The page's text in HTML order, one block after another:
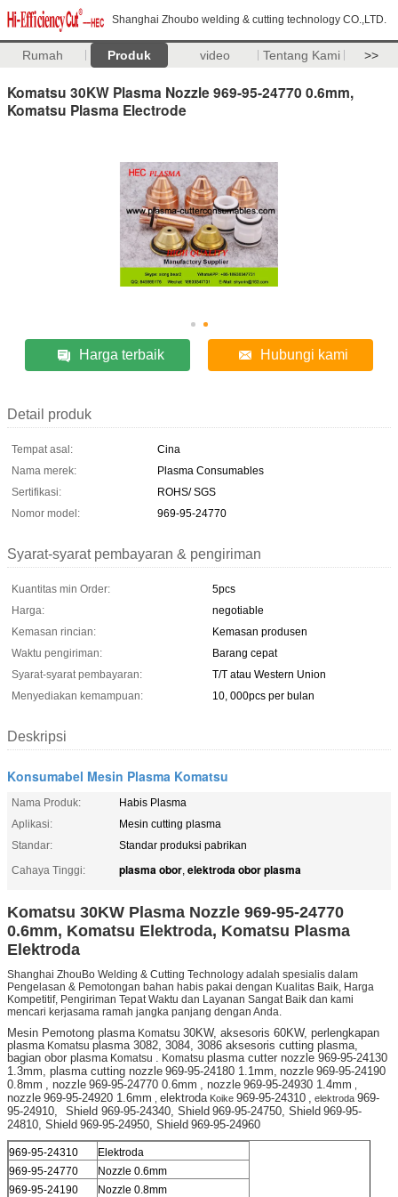
Shanghai Zhoubo welding & cutting technology CO.,LTD.
Rumah Produk video Tentang Kami >>
Komatsu 30KW Plasma Nozzle 969-95-24770 0.6mm,
Komatsu Plasma Electrode
Harga terbaik Hubungi kami
Detail produk
Tempat asal:
Cina
Nama merek:
Plasma Consumables
Sertifikasi:
ROHS/ SGS
Nomor model:
969-95-24770
Syarat-syarat pembayaran & pengiriman
Kuantitas min Order:
5pcs
Harga:
negotiable
Kemasan rincian:
Kemasan produsen
Waktu pengiriman:
Barang cepat
Syarat-syarat pembayaran:
T/T atau Western Union
Menyediakan kemampuan:
10, 000pcs per bulan
Deskripsi
Konsumabel Mesin Plasma Komatsu
Nama Produk:
Habis Plasma
Aplikasi:
Mesin cutting plasma
Standar:
Standar produksi pabrikan
Cahaya Tinggi:
plasma obor, elektroda obor plasma
Komatsu 30KW Plasma Nozzle 969-95-24770
0.6mm, Komatsu Elektroda, Komatsu Plasma
Elektroda
Shanghai ZhouBo Welding & Cutting Technology adalah spesialis dalam
Pengelasan & Pemotongan bahan habis pakai dengan Kualitas Baik, Harga
Kompetitif, Pengiriman Tepat Waktu dan Layanan Sangat Baik dan kami
mencari kerjasama ramah jangka panjang dengan Anda.
Mesin Pemotong plasmaKomatsu 30KW, aksesoris 60KW, perlengkapan
plasmaKomatsu plasma 3082, 3084, 3086 aksesoris cutting plasma,
bagian obor plasmaKomatsu . Komatsu plasma cutter nozzle 969-95-24130
1.3mm, plasma cutting nozzle 969-95-24180 1.1mm, nozzle 969-95-24190
0.8mm , nozzle 969-95-24770 0.6mm , nozzle 969-95-24930 1.4mm
nozzle 969-95-24920 1.6mm elektroda Koike 969-95-24310 , elektroda 969-
95-24910,
Shield 969-95-24340, Shield 969-95-24750, Shield 969-95-
24810, Shield 969-95-24950, Shield 969-95-24960
969-95-24310
Elektroda
969-95-24770
Nozzle 0.6mm
969-95-24190
Nozzle 0.8mm